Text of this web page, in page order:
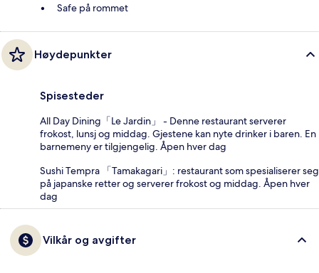
Safe på rommet
Høydepunkter
Spisesteder
All Day Dining「Le Jardin」 - Denne restaurant serverer
frokost, lunsj og middag. Gjestene kan nyte drinker i baren. En
barnemeny er tilgjengelig. Åpen hver dag
Sushi Tempra 「Tamakagari」: restaurant som spesialiserer seg
på japanske retter og serverer frokost og middag. Åpen hver
dag
Vilkår og avgifter